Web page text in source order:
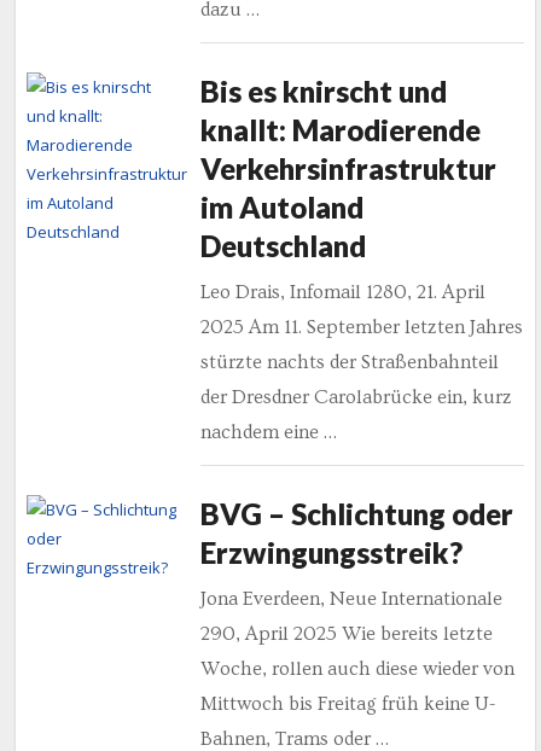
dazu …
Bis es knirscht und
knallt: Marodierende
Verkehrsinfrastruktur
im Autoland
Deutschland
Leo Drais, Infomail 1280, 21. April
2025 Am 11. September letzten Jahres
stürzte nachts der Straßenbahnteil
der Dresdner Carolabrücke ein, kurz
nachdem eine …
BVG – Schlichtung oder
Erzwingungsstreik?
Jona Everdeen, Neue Internationale
290, April 2025 Wie bereits letzte
Woche, rollen auch diese wieder von
Mittwoch bis Freitag früh keine U-
Bahnen, Trams oder …